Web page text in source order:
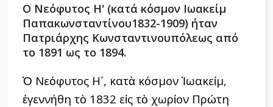
Ο Νεόφυτος Η' (κατά κόσμον Ιωακείμ
Παπακωνσταντίνου1832-1909) ήταν
Πατριάρχης Κωνσταντινουπόλεως από
το 1891 ως το 1894.
Ὁ Νεόφυτος Η´, κατὰ κόσμον Ἰωακείμ,
ἐγεννήθη τὸ 1832 εἰς τὸ χωρίον Πρώτη